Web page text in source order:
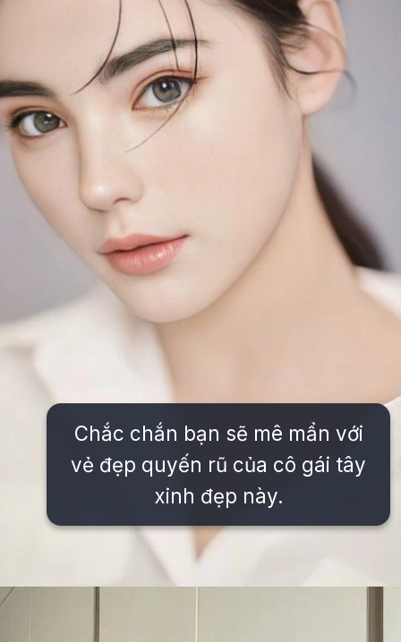
Chắc chắn bạn sẽ mê mẩn với
vẻ đẹp quyến rũ của cô gái tây
xinh đẹp này.